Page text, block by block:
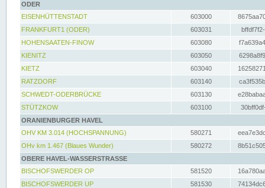
ODER
EISENHÜTTENSTADT
603000
FRANKFURT1 (ODER)
603031
HOHENSAATEN-FINOW
603080
KIENITZ
603050
KIETZ
603040
RATZDORF
603140
SCHWEDT-ODERBRÜCKE
603130
STÜTZKOW
603100
ORANIENBURGER HAVEL
OHV KM 3.014 (HOCHSPANNUNG)
580271
OHv km 1.467 (Blaues Wunder)
580272
OBERE HAVEL-WASSERSTRASSE
BISCHOFSWERDER OP
581520
BISCHOFSWERDER UP
581530